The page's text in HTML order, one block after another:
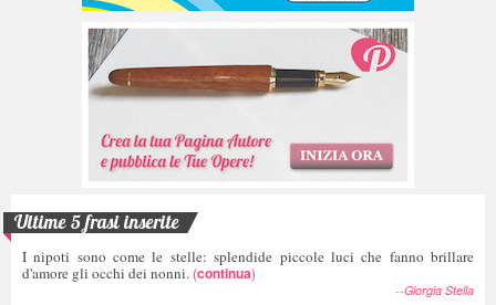
Ultime 5 frasi inserite
I nipoti sono come le stelle: splendide piccole luci che fanno brillare
d'amore gli occhi dei nonni. (continua)
--Giorgia Stella